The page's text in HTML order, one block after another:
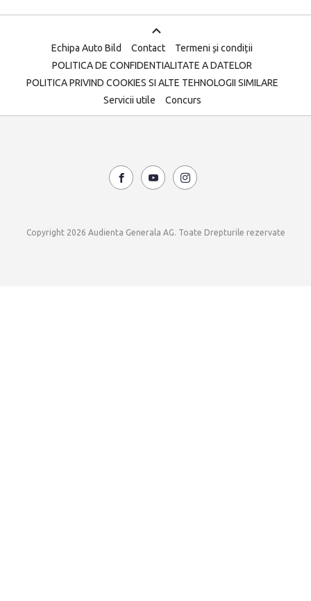
Echipa Auto Bild Contact
Termeni și condiții
POLITICA DE CONFIDENTIALITATE A DATELOR
POLITICA PRIVIND COOKIES SI ALTE TEHNOLOGII SIMILARE
Servicii utile
Concurs
Copyright 2026 Audienta Generala AG. Toate Drepturile rezervate